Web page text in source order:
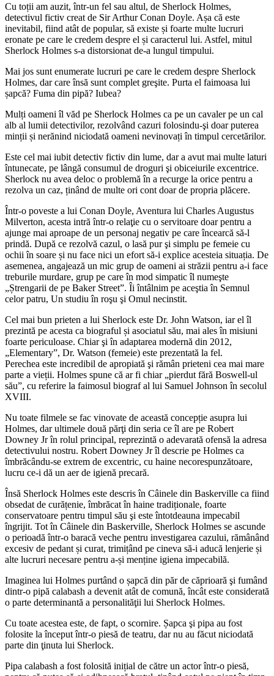
Cu toții am auzit, într-un fel sau altul, de Sherlock Holmes,
detectivul fictiv creat de Sir Arthur Conan Doyle. Așa că este
inevitabil, fiind atât de popular, să existe și foarte multe lucruri
eronate pe care le credem despre el și caracterul lui. Astfel, mitul
Sherlock Holmes s-a distorsionat de-a lungul timpului.
Mai jos sunt enumerate lucruri pe care le credem despre Sherlock
Holmes, dar care însă sunt complet greşite. Purta el faimoasa lui
șapcă? Fuma din pipă? Iubea?
Mulți oameni îl văd pe Sherlock Holmes ca pe un cavaler pe un cal
alb al lumii detectivilor, rezolvând cazuri folosindu-şi doar puterea
minții și nerănind niciodată oameni nevinovați în timpul cercetărilor.
Este cel mai iubit detectiv fictiv din lume, dar a avut mai multe laturi
întunecate, pe lângă consumul de droguri şi obiceiurile excentrice.
Sherlock nu avea deloc o problemă în a recurge la orice pentru a
rezolva un caz, ținând de multe ori cont doar de propria plăcere.
Într-o poveste a lui Conan Doyle, Aventura lui Charles Augustus
Milverton, acesta intră într-o relaţie cu o servitoare doar pentru a
ajunge mai aproape de un personaj negativ pe care încearcă să-l
prindă. După ce rezolvă cazul, o lasă pur şi simplu pe femeie cu
ochii în soare și nu face nici un efort să-i explice acesteia situația. De
asemenea, angajează un mic grup de oameni ai străzii pentru a-i face
treburile murdare, grup pe care în mod simpatic îl numeşte
„Ștrengarii de pe Baker Street”. Îi întâlnim pe aceştia în Semnul
celor patru, Un studiu în roşu şi Omul necinstit.
Cel mai bun prieten a lui Sherlock este Dr. John Watson, iar el îl
prezintă pe acesta ca biograful și asociatul său, mai ales în misiuni
foarte periculoase. Chiar şi în adaptarea modernă din 2012,
„Elementary”, Dr. Watson (femeie) este prezentată la fel.
Perechea este incredibil de apropiată şi rămân prieteni cea mai mare
parte a vieții. Holmes spune că ar fi chiar „pierdut fără Boswell-ul
său”, cu referire la faimosul biograf al lui Samuel Johnson în secolul
XVIII.
Nu toate filmele se fac vinovate de această concepție asupra lui
Holmes, dar ultimele două părţi din seria ce îl are pe Robert
Downey Jr în rolul principal, reprezintă o adevarată ofensă la adresa
detectivului nostru. Robert Downey Jr îl descrie pe Holmes ca
îmbrăcându-se extrem de excentric, cu haine necorespunzătoare,
lucru ce-i dă un aer de igienă precară.
Însă Sherlock Holmes este descris în Câinele din Baskerville ca fiind
obsedat de curățenie, îmbrăcat în haine tradiționale, foarte
conservatoare pentru timpul său şi este întotdeauna impecabil
îngrijit. Tot în Câinele din Baskerville, Sherlock Holmes se ascunde
o perioadă într-o baracă veche pentru investigarea cazului, rămânând
excesiv de pedant și curat, trimițând pe cineva să-i aducă lenjerie și
alte lucruri necesare pentru a-și menține igiena impecabilă.
Imaginea lui Holmes purtând o șapcă din păr de căprioară şi fumând
dintr-o pipă calabash a devenit atât de comună, încât este considerată
o parte determinantă a personalităţii lui Sherlock Holmes.
Cu toate acestea este, de fapt, o scornire. Șapca şi pipa au fost
folosite la început într-o piesă de teatru, dar nu au făcut niciodată
parte din ţinuta lui Sherlock.
Pipa calabash a fost folosită inițial de către un actor într-o piesă,